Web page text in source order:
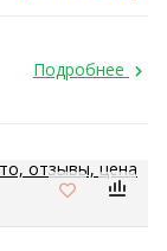
Подробнее